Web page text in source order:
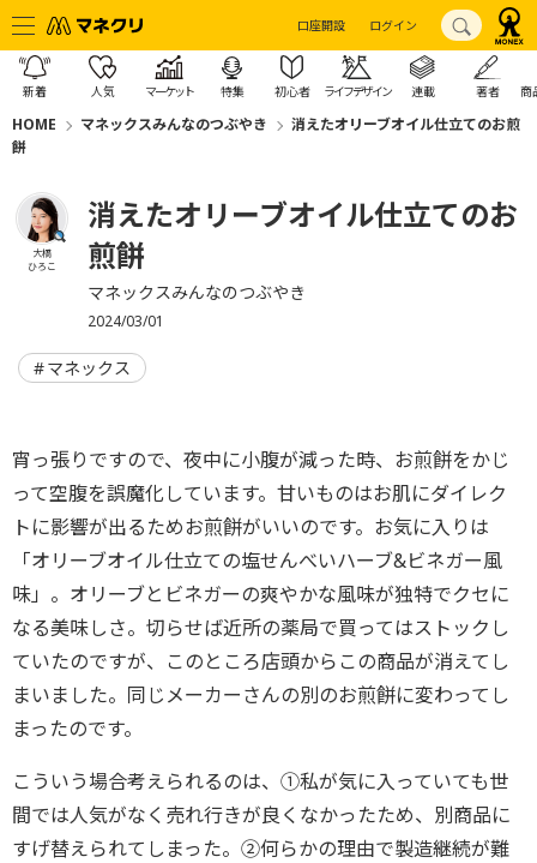
口座開設 ログイン
新着 人気 マーケット 特集 初心者 ライフデザイン 連載 著者 商
HOME マネックスみんなのつぶやき
消えたオリーブオイル仕立てのお煎
餅
大橋
ひろこ
消えたオリーブオイル仕立てのお
煎餅
マネックスみんなのつぶやき
2024/03/01
マネックス
宵っ張りですので、夜中に小腹が減った時、お煎餅をかじ
って空腹を誤魔化しています。甘いものはお肌にダイレク
トに影響が出るためお煎餅がいいのです。お気に入りは
「オリーブオイル仕立ての塩せんべいハーブ&ビネガー風
味」。オリーブとビネガーの爽やかな風味が独特でクセに
なる美味しさ。切らせば近所の薬局で買ってはストックし
ていたのですが、このところ店頭からこの商品が消えてし
まいました。同じメーカーさんの別のお煎餅に変わってし
まったのです。
こういう場合考えられるのは、①私が気に入っていても世
間では人気がなく売れ行きが良くなかったため、別商品に
すげ替えられてしまった。②何らかの理由で製造継続が難